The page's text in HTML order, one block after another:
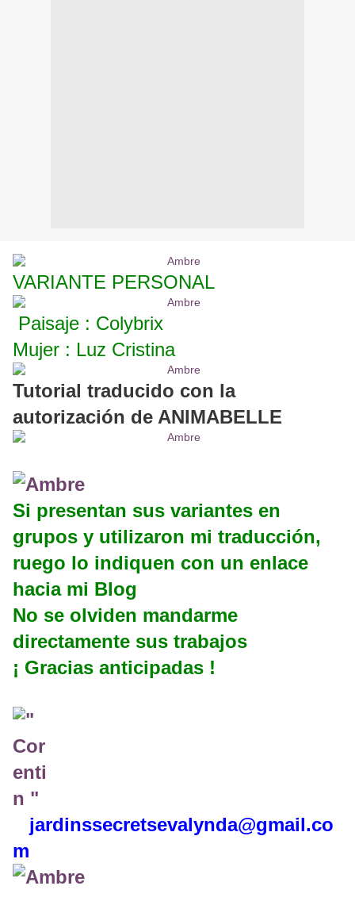
VARIANTE PERSONAL
Paisaje : Colybrix
Mujer : Luz Cristina
Tutorial traducido con la
autorización de ANIMABELLE
Si presentan sus variantes en
grupos y utilizaron mi traducción,
ruego lo indiquen con un enlace
hacia mi Blog
No se olviden mandarme
directamente sus trabajos
¡ Gracias anticipadas !
jardinssecretsevalynda@gmail.co
m